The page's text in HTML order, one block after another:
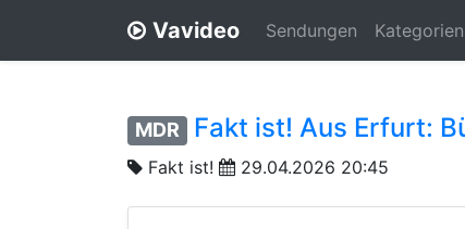
Vavideo Sendungen Kategorien
MDR Fakt ist! Aus Erfurt:
Fakt ist! 29.04.2026 20:45